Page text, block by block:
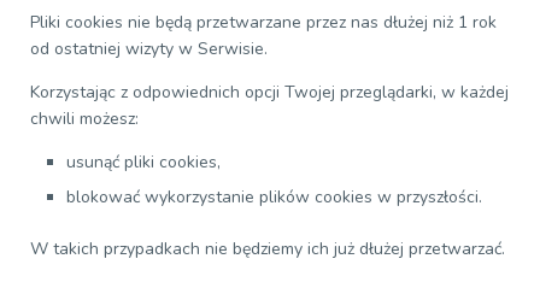
Pliki cookies nie będą przetwarzane przez nas dłużej niż 1 rok
od ostatniej wizyty w Serwisie.
Korzystając z odpowiednich opcji Twojej przeglądarki, w każdej
chwili możesz:
usunąć pliki cookies,
blokować wykorzystanie plików cookies w przyszłości.
W takich przypadkach nie będziemy ich już dłużej przetwarzać.